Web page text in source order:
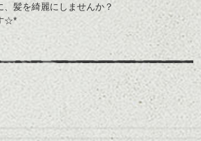
髪を綺麗にしませんか？
☆*